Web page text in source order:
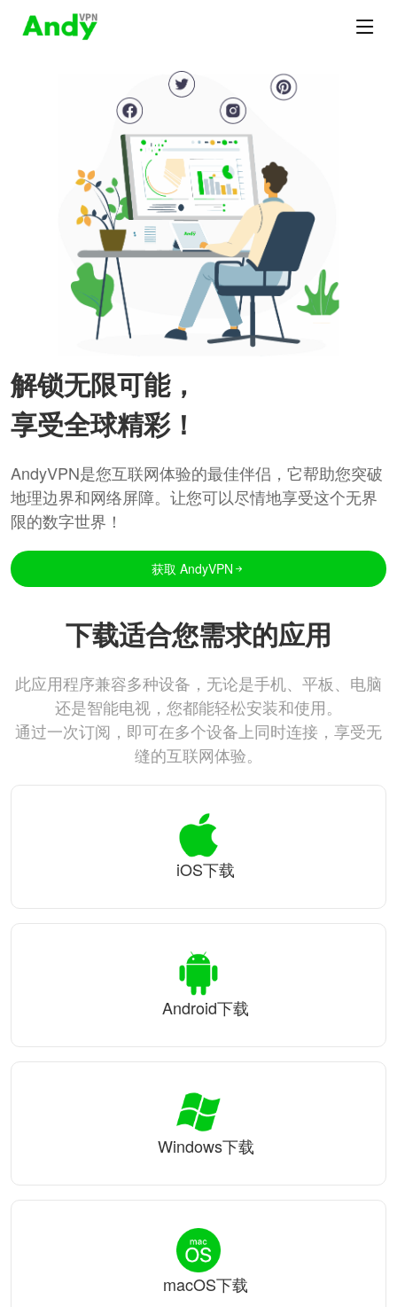
解锁无限可能，
享受全球精彩！
AndyVPN是您互联网体验的最佳伴侣，它帮助您突破
地理边界和网络屏障。让您可以尽情地享受这个无界
限的数字世界！
获取 AndyVPN
下载适合您需求的应用
此应用程序兼容多种设备，无论是手机、平板、电脑
还是智能电视，您都能轻松安装和使用。
通过一次订阅，即可在多个设备上同时连接，享受无
缝的互联网体验。
iOS下载
Android下载
Windows下载
macOS下载